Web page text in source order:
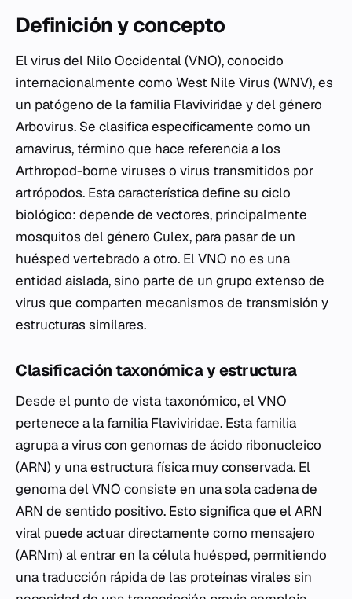
Definición y concepto
El virus del Nilo Occidental (VNO), conocido
internacionalmente como West Nile Virus (WNV), es
un patógeno de la familia Flaviviridae y del género
Arbovirus. Se clasifica específicamente como un
arnavirus, término que hace referencia a los
Arthropod-borne viruses o virus transmitidos por
artrópodos. Esta característica define su ciclo
biológico: depende de vectores, principalmente
mosquitos del género Culex, para pasar de un
huésped vertebrado a otro. El VNO no es una
entidad aislada, sino parte de un grupo extenso de
virus que comparten mecanismos de transmisión y
estructuras similares.
Clasificación taxonómica y estructura
Desde el punto de vista taxonómico, el VNO
pertenece a la familia Flaviviridae. Esta familia
agrupa a virus con genomas de ácido ribonucleico
(ARN) y una estructura física muy conservada. El
genoma del VNO consiste en una sola cadena de
ARN de sentido positivo. Esto significa que el ARN
viral puede actuar directamente como mensajero
(ARNm) al entrar en la célula huésped, permitiendo
una traducción rápida de las proteínas virales sin